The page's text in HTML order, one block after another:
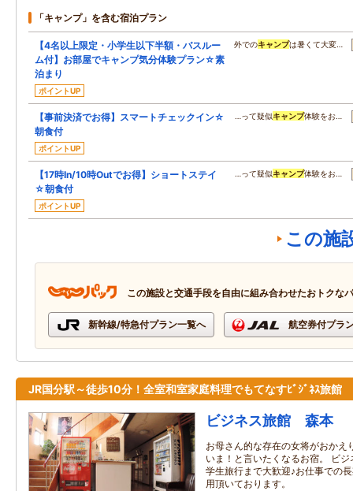
「キャンプ」を含む宿泊プラン
【4名以上限定・小学生以下半額・バスルー
ム付】お部屋でキャンプ気分体験プラン☆素
泊まり
ポイントUP
外でのキャンプは暑くて大変…
【事前決済でお得】スマートチェックイン☆
朝食付
ポイントUP
…って疑似キャンプ体験をお…
【17時In/10時Outでお得】ショートステイ
☆朝食付
ポイントUP
…って疑似キャンプ体験をお…
この施
この施設と交通手段を自由に組み合わせたおトクな
新幹線/特急付プラン一覧へ 航空券付プラ
JR国分駅～徒歩10分！全室和室家庭料理でもてなすﾋﾞｼﾞﾈｽ旅館
ビジネス旅館 森本
お母さん的な存在の女将がおかえ
いま！と言いたくなるお宿。 ビ
学生旅行まで大歓迎♪お仕事での
用頂いております。